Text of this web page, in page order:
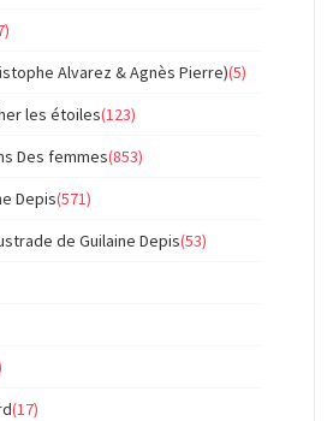
Alvarez & Agnès Pierre)(5)
les étoiles(123)
Des femmes(853)
Depis(571)
de Guilaine Depis(53)
(17)